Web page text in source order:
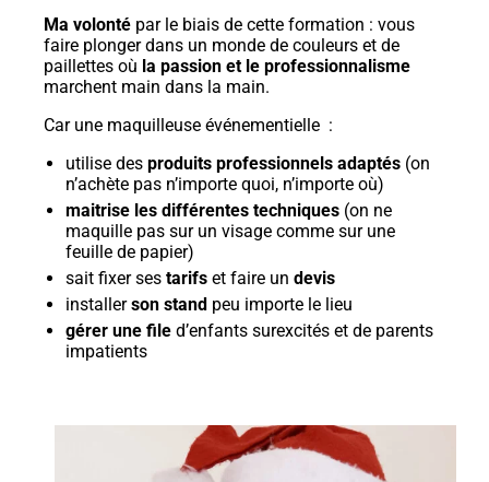
Ma volonté par le biais de cette formation : vous
faire plonger dans un monde de couleurs et de
paillettes où la passion et le professionnalisme
marchent main dans la main.
Car une maquilleuse événementielle :
utilise des produits professionnels adaptés (on
n’achète pas n’importe quoi, n’importe où)
maitrise les différentes techniques (on ne
maquille pas sur un visage comme sur une
feuille de papier)
sait fixer ses tarifs et faire un devis
installerson stand peu importe le lieu
gérer une file d’enfants surexcités et de parents
impatients